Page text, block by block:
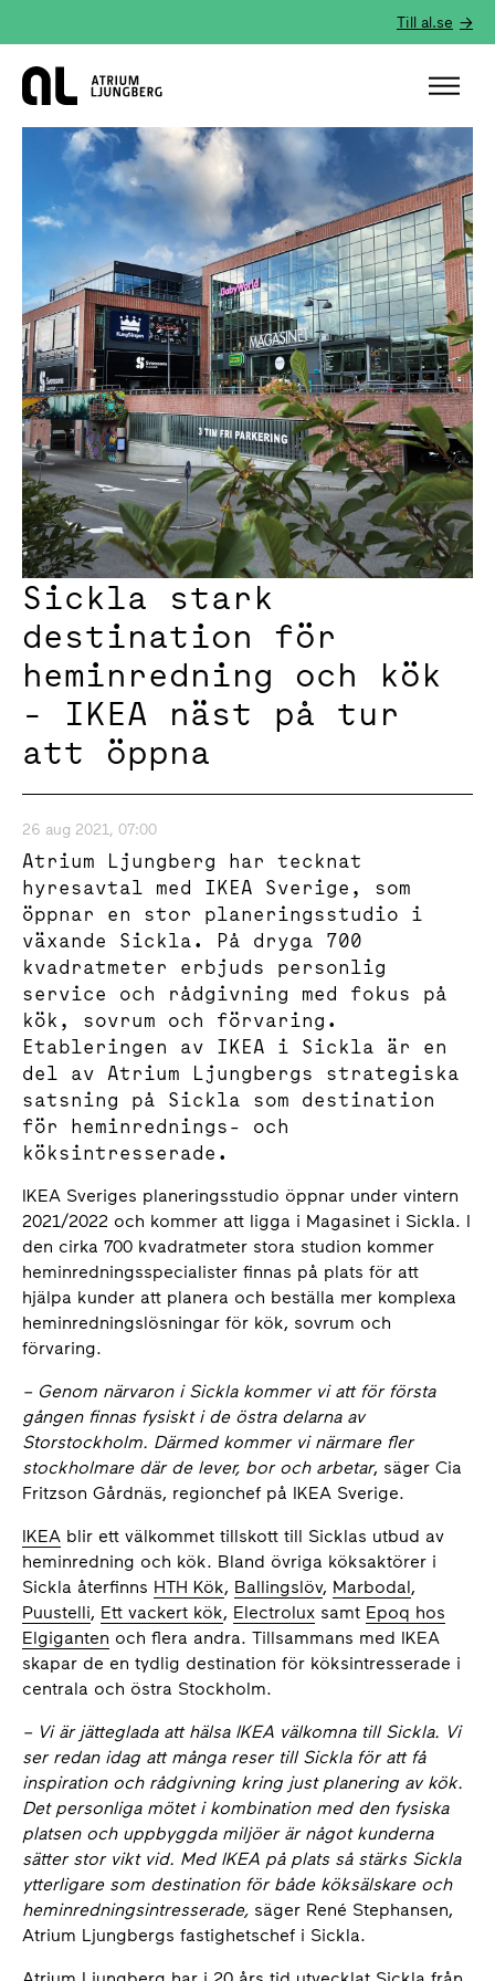
Till al.se
Hem
Sickla stark
destination för
heminredning och kök
- IKEA näst på tur
att öppna
26 aug 2021, 07:00
Atrium Ljungberg har tecknat
hyresavtal med IKEA Sverige, som
öppnar en stor planeringsstudio i
växande Sickla. På dryga 700
kvadratmeter erbjuds personlig
service och rådgivning med fokus på
kök, sovrum och förvaring.
Etableringen av IKEA i Sickla är en
del av Atrium Ljungbergs strategiska
satsning på Sickla som destination
för heminrednings- och
köksintresserade.
IKEA Sveriges planeringsstudio öppnar under vintern
2021/2022 och kommer att ligga i Magasinet i Sickla. I
den cirka 700 kvadratmeter stora studion kommer
heminredningsspecialister finnas på plats för att
hjälpa kunder att planera och beställa mer komplexa
heminredningslösningar för kök, sovrum och
förvaring.
– Genom närvaron i Sickla kommer vi att för första
gången finnas fysiskt i de östra delarna av
Storstockholm. Därmed kommer vi närmare fler
stockholmare där de lever, bor och arbetar, säger Cia
Fritzson Gårdnäs, regionchef på IKEA Sverige.
IKEA blir ett välkommet tillskott till Sicklas utbud av
heminredning och kök. Bland övriga köksaktörer i
Sickla återfinns HTH Kök, Ballingslöv, Marbodal,
Puustelli, Ett vackert kök, Electrolux samt Epoq hos
Elgiganten och flera andra. Tillsammans med IKEA
skapar de en tydlig destination för köksintresserade i
centrala och östra Stockholm.
– Vi är jätteglada att hälsa IKEA välkomna till Sickla. Vi
ser redan idag att många reser till Sickla för att få
inspiration och rådgivning kring just planering av kök.
Det personliga mötet i kombination med den fysiska
platsen och uppbyggda miljöer är något kunderna
sätter stor vikt vid. Med IKEA på plats så stärks Sickla
ytterligare som destination för både köksälskare och
heminredningsintresserade, säger René Stephansen,
Atrium Ljungbergs fastighetschef i Sickla.